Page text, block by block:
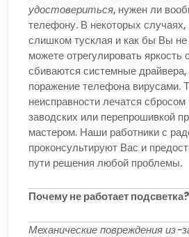
удостовериться, нужен ли
телефону. В некоторых случаях,
слишком тусклая и как бы Вы
можете отрегулировать яркость
сбиваются системные драйвера,
поражение телефона вирусами.
неисправности лечатся сбросом
заводских или перепрошивкой
мастером. Наши работники с
проконсультируют Вас и
пути решения любой проблемы.
Почему не работает подсветка?
Механические повреждения из-